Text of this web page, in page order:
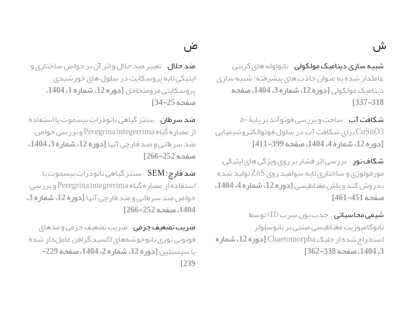
ش
شبیه سازی دینامیک مولکولی نانولوله های کربنی
عاملدار شده به عنوان جاذب های پیشرفته: شبیه سازی
دینامیک مولکولی [دوره 12، شماره 3، 1404، صفحه
318-337]
شکافت آب
ساخت و بررسی فوتوآند بر پایۀ a-
CuSnO3 برای شکافت آب در سلول فوتوالکتروشیمیایی
[دوره 12، شماره 4، 1404، صفحه 399-411]
شکاف نور بررسی اثر فشار بر روی ویژگی های اپتیکی،
مورفولوژی و ساختاری لایه سولفید روی ZnS تولید شده
به روش کند و پاش مغناطیسی [دوره 12، شماره 4، 1404،
صفحه 451-461]
شیمی محاسباتی
جذب یون سرب (II) توسط
نانوکامپوزیت مغناطیسی مبتنی بر نانوسلولز
استخراج‌شده از جلبک Chaetomorpha [دوره 12، شماره
3، 1404، صفحه 338-362]
ض
ضد حلال تغییر ضد حلال و اثر آن بر خواص ساختاری و
اپتیکی لایه پروسکایت در سلول های خورشیدی
پروسکایتی مزومتخلخل [دوره 12، شماره 1، 1404،
صفحه 25-34]
ضد سرطان سنتز گیاهی نانوذرات بیسموت با استفاده
از عصاره گیاه Peregrina integerrima و بررسی خواص
ضد سرطانی و ضد قارچی آنها [دوره 12، شماره 3، 1404،
صفحه 252-266]
ضد قارچ: SEM
سنتز گیاهی نانوذرات بیسموت با
استفاده از عصاره گیاه Peregrina integerrima و بررسی
خواص ضد سرطانی و ضد قارچی آنها [دوره 12، شماره 3،
1404، صفحه 252-266]
ضریب تضعیف جرمی ضریب تضعیف جرمی و مدهای
فونونی نوری نانوخوشه‌های اکسید گرافن عامل‌دار شده
با سیستئین [دوره 12، شماره 2، 1404، صفحه 229-
239]